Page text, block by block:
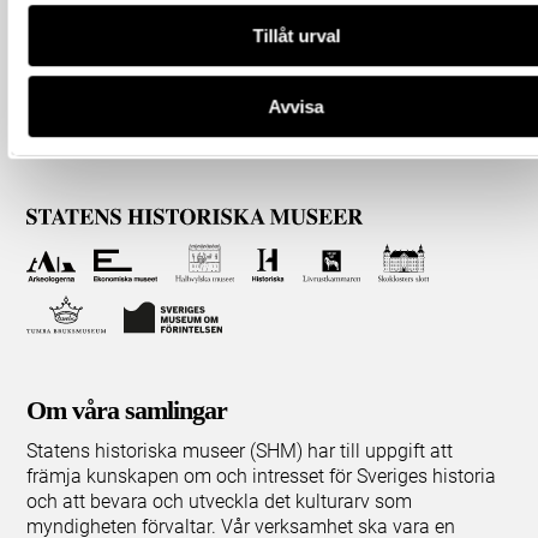
Tillåt urval
Avvisa
Om våra samlingar
Statens historiska museer (SHM) har till uppgift att
främja kunskapen om och intresset för Sveriges historia
och att bevara och utveckla det kulturarv som
myndigheten förvaltar. Vår verksamhet ska vara en